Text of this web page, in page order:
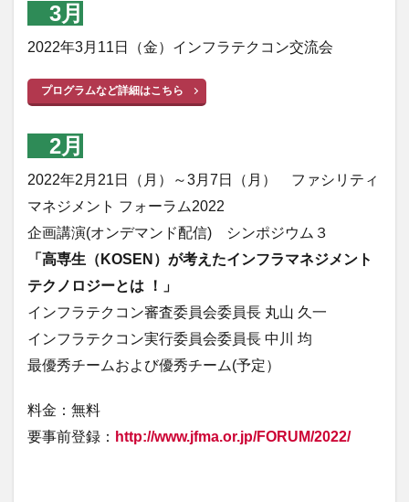
3月
2022年3月11日（金）インフラテクコン交流会
プログラムなど詳細はこちら
2月
2022年2月21日（月）～3月7日（月） ファシリティ
マネジメント フォーラム2022
企画講演(オンデマンド配信) シンポジウム３
「高専生（KOSEN）が考えたインフラマネジメント
テクノロジーとは ！」
インフラテクコン審査委員会委員長 丸山 久一
インフラテクコン実行委員会委員長 中川 均
最優秀チームおよび優秀チーム(予定）
料金：無料
要事前登録： http://www.jfma.or.jp/FORUM/2022/